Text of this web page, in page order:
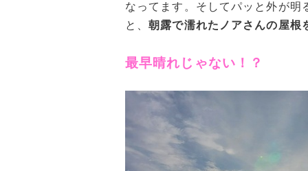
なってます。そしてパッと外が
と、朝露で濡れたノアさんの屋根
最早晴れじゃない！？